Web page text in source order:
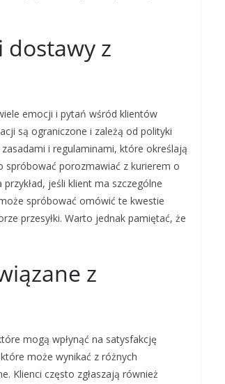
dostawy z
emocji i pytań wśród klientów
są ograniczone i zależą od polityki
i regulaminami, które określają
spróbować porozmawiać z kurierem o
jeśli klient ma szczególne
spróbować omówić te kwestie
przesyłki. Warto jednak pamiętać, że
z
mogą wpłynąć na satysfakcję
może wynikać z różnych
Klienci często zgłaszają również